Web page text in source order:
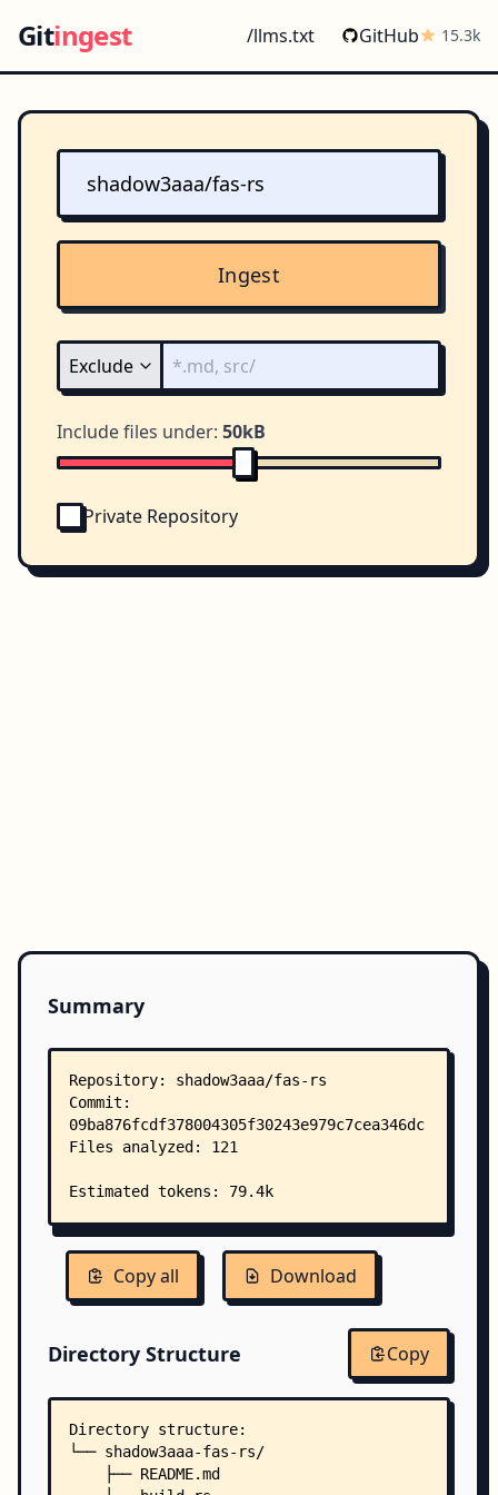
Gitingest /llms.txt GitHub 15.3k
Ingest
Include files under: 50kB
Private Repository
Summary
Copy all Download
Directory Structure Copy
Directory structure:
└── shadow3aaa-fas-rs/
    ├── README.md